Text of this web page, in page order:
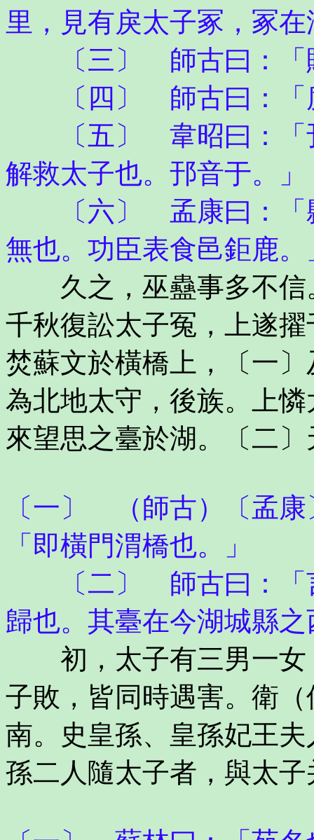
里，見有戾太子冢，冢
〔三〕 師古曰：「
〔四〕 師古曰：「
〔五〕 韋昭曰：「邘
解救太子也。邘音于。」
〔六〕 孟康曰：「縣
無也。功臣表食邑鉅鹿
久之，巫蠱事多不信
千秋復訟太子冤，上遂
焚蘇文於橫橋上，〔一
為北地太守，後族。上
來望思之臺於湖。〔二
〔一〕 （師古）〔孟
「即橫門渭橋也。」
〔二〕 師古曰：「言
歸也。其臺在今湖城縣
初，太子有三男一女
子敗，皆同時遇害。衛
南。史皇孫、皇孫妃王
孫二人隨太子者，與太